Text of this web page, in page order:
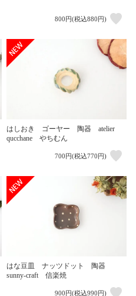
800円(税込880円)
はしおき ゴーヤー 陶器 atelier
qucchane やちむん
700円(税込770円)
はな豆皿 ナッツドット 陶器
sunny-craft 信楽焼
900円(税込990円)